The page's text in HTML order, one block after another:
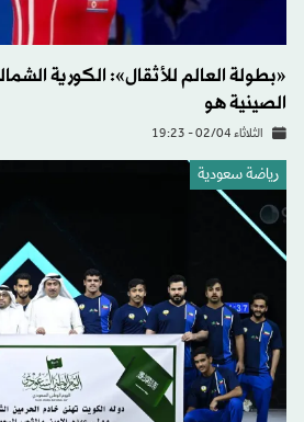
«بطولة العالم للأثقال»: الكورية
الصينية هو
الثلاثاء 02/04 - 19:23
رياضة سعودية